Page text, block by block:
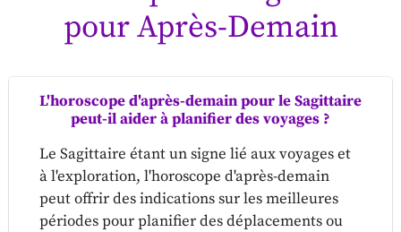
pour Après-Demain
L'horoscope d'après-demain pour le Sagittaire
peut-il aider à planifier des voyages ?
Le Sagittaire étant un signe lié aux voyages et
à l'exploration, l'horoscope d'après-demain
peut offrir des indications sur les meilleures
périodes pour planifier des déplacements ou